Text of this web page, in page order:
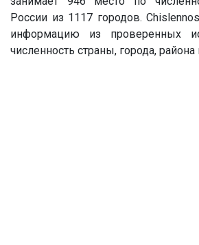
России из 1117 городов.
информацию из проверенных
численность страны, города,